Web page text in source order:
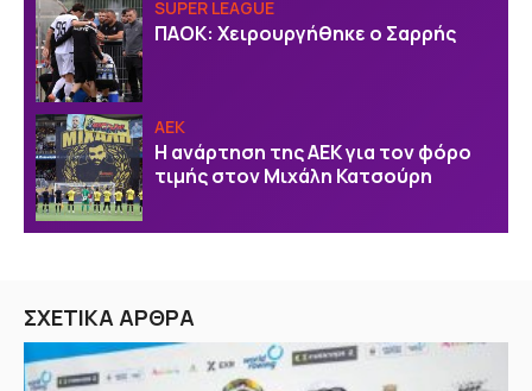
SUPER LEAGUE
ΠΑΟΚ: Χειρουργήθηκε ο Σαρρής
ΑΕΚ
Η ανάρτηση της ΑΕΚ για τον φόρο
τιμής στον Μιχάλη Κατσούρη
ΣΧΕΤΙΚΑ ΑΡΘΡΑ